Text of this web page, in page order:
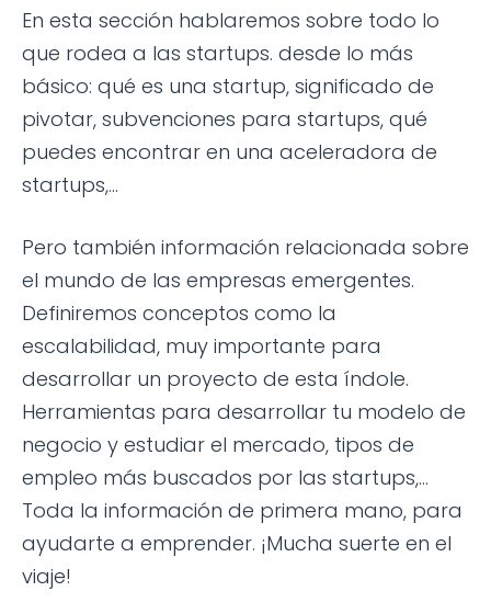
En esta sección hablaremos sobre todo lo
que rodea a las startups. desde lo más
básico: qué es una startup, significado de
pivotar, subvenciones para startups, qué
puedes encontrar en una aceleradora de
startups,...
Pero también información relacionada sobre
el mundo de las empresas emergentes.
Definiremos conceptos como la
escalabilidad, muy importante para
desarrollar un proyecto de esta índole.
Herramientas para desarrollar tu modelo de
negocio y estudiar el mercado, tipos de
empleo más buscados por las startups,...
Toda la información de primera mano, para
ayudarte a emprender. ¡Mucha suerte en el
viaje!